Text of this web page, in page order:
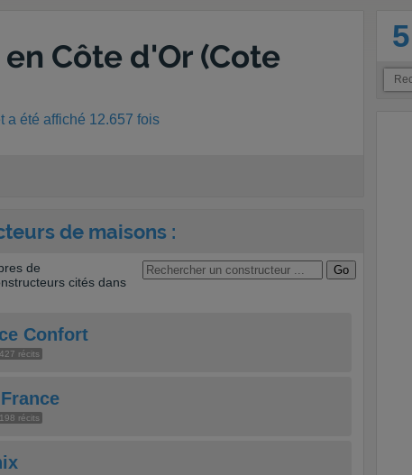
Côte d'Or (Cote
a été affiché 12.657 fois
de maisons :
de
cités dans
Confort
427 récits
198 récits
5